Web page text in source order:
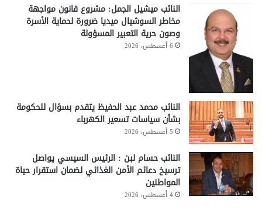
النائب ميشيل الجمل: مشروع قانون مواجهة
مخاطر السوشيال ميديا ضرورة لحماية الأسرة
وصون حرية التعبير المسؤولة
6 أغسطس، 2026
النائب محمد عبد الحفيظ يتقدم بسؤال للحكومة
بشأن سياسات تسعير الكهرباء
5 أغسطس، 2026
النائب حسام لبن : الرئيس السيسي يواصل
ترسيخ دعائم الأمن الغذائي لضمان استقرار حياة
المواطنين
4 أغسطس، 2026